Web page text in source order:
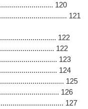
120
121
122
122
123
124
125
126
127